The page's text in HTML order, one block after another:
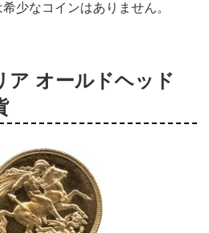
少なコインはありません。
ア オールドヘッド